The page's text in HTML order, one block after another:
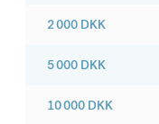
2 000 DKK
5 000 DKK
10 000 DKK